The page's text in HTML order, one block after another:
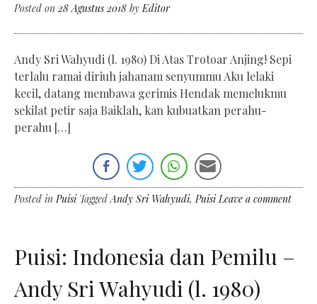
Posted on 28 Agustus 2018 byEditor
Andy Sri Wahyudi (l. 1980) Di Atas Trotoar Anjing! Sepi
terlalu ramai diriuh jahanam senyummu Aku lelaki
kecil, datang membawa gerimis Hendak memelukmu
sekilat petir saja Baiklah, kan kubuatkan perahu-
perahu […]
Posted inPuisi TaggedAndy Sri Wahyudi,Puisi Leave a comment
Puisi: Indonesia dan Pemilu –
Andy Sri Wahyudi (l. 1980)